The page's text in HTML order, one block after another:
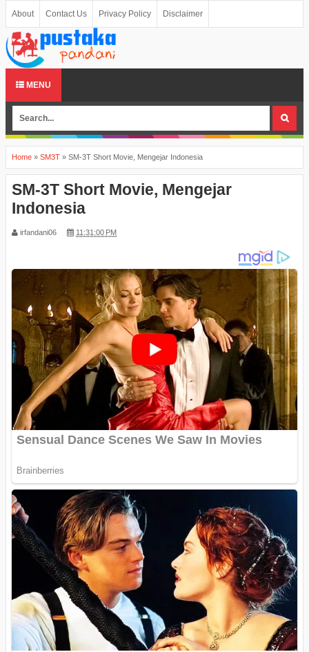
About Contact Us Privacy Policy Disclaimer
MENU
Home » SM3T » SM-3T Short Movie, Mengejar Indonesia
SM-3T Short Movie, Mengejar
Indonesia
irfandani06 11:31:00 PM